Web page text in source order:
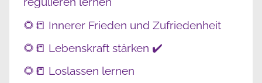
🌻📒 Innerer Frieden und Zufriedenheit
🌻📒 Lebenskraft stärken ✔️
🌻📒 Loslassen lernen